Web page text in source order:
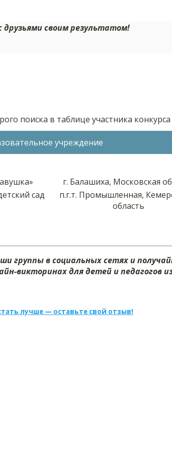
друзьями своим результатом!
поиска в таблице участника
учреждение
г. Балашиха, Московская
сад
п.г.т. Промышленная,
область
группы в социальных сетях и
викторинах для детей и педагогов
лучше — оставьте свой отзыв!